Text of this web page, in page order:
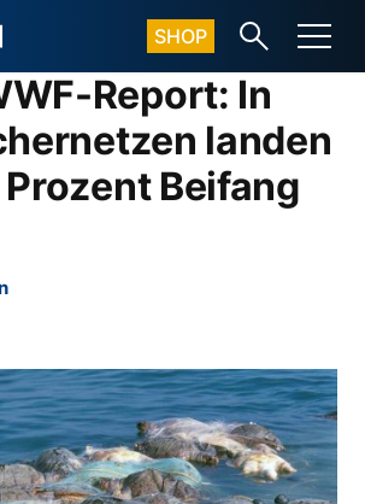
SHOP
Report: In
landen
Beifang